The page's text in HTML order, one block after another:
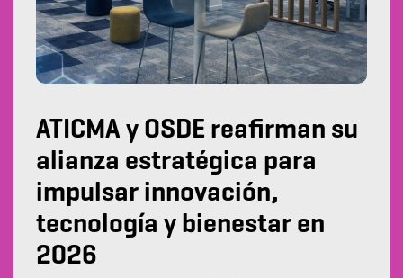
ATICMA y OSDE reafirman su
alianza estratégica para
impulsar innovación,
tecnología y bienestar en
2026